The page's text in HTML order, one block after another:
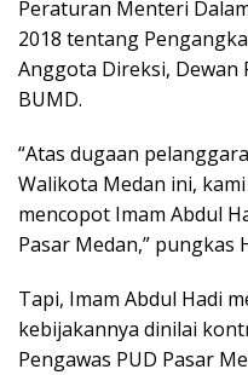
Peraturan Menteri
2018 tentang
Anggota Direksi, Dewan
BUMD.
“Atas dugaan
Walikota Medan ini,
mencopot Imam Abdul
Pasar Medan,” pungkas
Tapi, Imam Abdul Hadi
kebijakannya dinilai
Pengawas PUD Pasar